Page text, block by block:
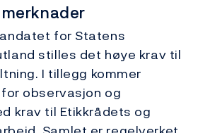
for Statens
stilles det høye krav til
I tillegg kommer
observasjon og
krav til Etikkrådets og